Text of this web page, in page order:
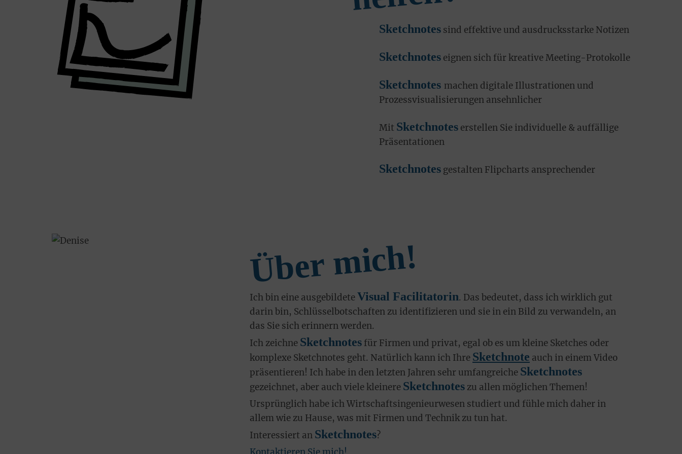
Sketchnotes sind effektive und ausdrucksstarke Notizen
Sketchnotes eignen sich für kreative Meeting-Protokolle
Sketchnotes machen digitale Illustrationen und
Prozessvisualisierungen ansehnlicher
Mit Sketchnotes erstellen Sie individuelle & auffällige
Präsentationen
Sketchnotes gestalten Flipcharts ansprechender
Über mich!
Ich bin eine ausgebildeteVisual Facilitatorin. Das bedeutet, dass ich wirklich gut
darin bin, Schlüsselbotschaften zu identifizieren und sie in ein Bild zu verwandeln, an
das Sie sich erinnern werden.
Ich zeichne Sketchnotes für Firmen und privat, egal ob es um kleine Sketches oder
komplexe Sketchnotes geht. Natürlich kann ich Ihre Sketchnote auch in einem Video
präsentieren! Ich habe in den letzten Jahren sehr umfangreiche Sketchnotes
gezeichnet, aber auch viele kleinere Sketchnotes zu allen möglichen Themen!
Ursprünglich habe ich Wirtschaftsingenieurwesen studiert und fühle mich daher in
allem wie zu Hause, was mit Firmen und Technik zu tun hat.
Interessiert an Sketchnotes?